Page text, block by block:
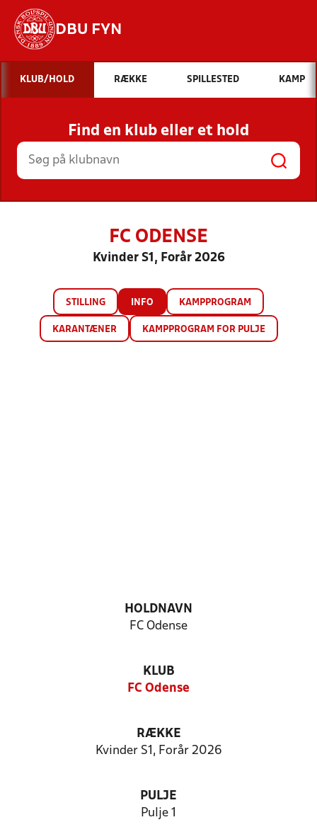
DBU FYN
Hvad vil du søge efter?
INDHOLD OG NYHEDER
STILLINGER, RESULTATER, KLUBBER OG
HOLD
KLUB/HOLD RÆKKE SPILLESTED KAMP
Find en klub eller et hold
FC ODENSE
Kvinder S1, Forår 2026
STILLING INFO KAMPPROGRAM
KARANTÆNER KAMPPROGRAM FOR PULJE
HOLDNAVN
FC Odense
KLUB
FC Odense
RÆKKE
Kvinder S1, Forår 2026
PULJE
Pulje 1